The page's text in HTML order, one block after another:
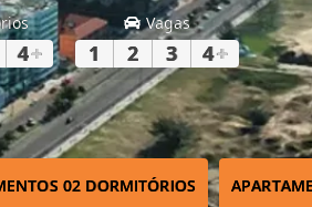
4+
Vagas
1 2 3 4+
02 DORMITÓRIOS